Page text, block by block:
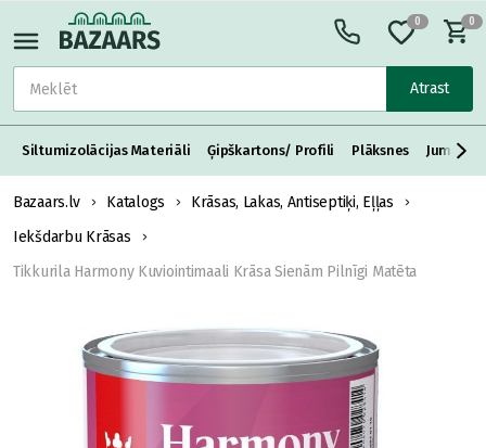
Atrast
0 0
Siltumizolācijas Materiāli Ģipškartons/ Profili Plāksnes Jumta
Bazaars.lv Katalogs
Krāsas, Lakas, Antiseptiķi, Eļļas
Iekšdarbu Krāsas
Tikkurila Harmony Kuviointimaali Krāsa Sienām Pilnīgi Matēta